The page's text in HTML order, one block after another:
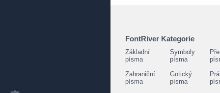
FontRiver Kategorie
Základní
písma
Symboly
písma
Zahraniční
písma
Gotický
písma